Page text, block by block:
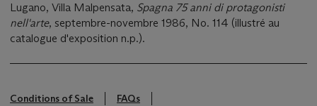
Lugano, Villa Malpensata, Spagna 75 anni di protagonisti
nell'arte, septembre-novembre 1986, No. 114 (illustré au
catalogue d'exposition n.p.).
Conditions of Sale
FAQs